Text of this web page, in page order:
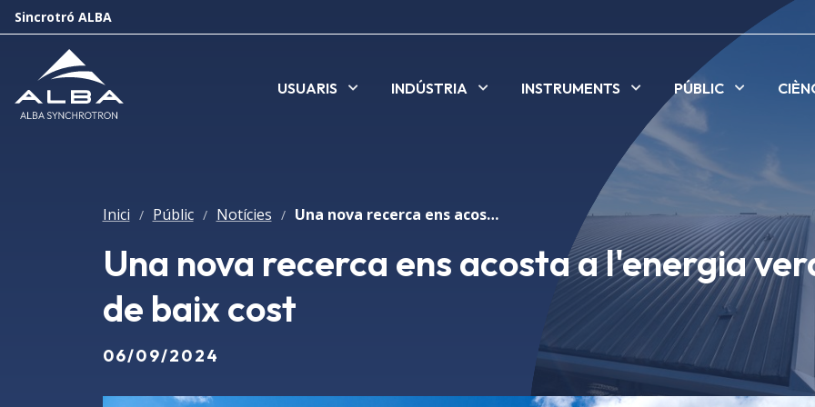
Sincrotró ALBA
USUARIS INDÚSTRIA INSTRUMENTS PÚBLIC
Inici / Públic / Notícies / Una nova recerca ens acosta a l'energia verda de baix cost
Una nova recerca ens acosta a l'energia
de baix cost
06/09/2024